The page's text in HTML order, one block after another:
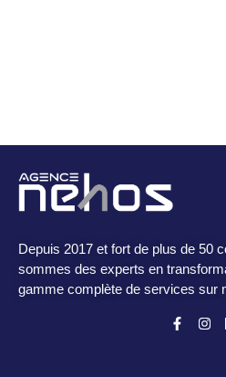
Depuis 2017 et fort de plus de 50
sommes des experts en
gamme complète de services sur